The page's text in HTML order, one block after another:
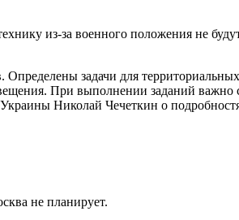
из-за военного положения не
задачи для
При выполнении заданий важно
Николай Чечеткин о
не планирует.